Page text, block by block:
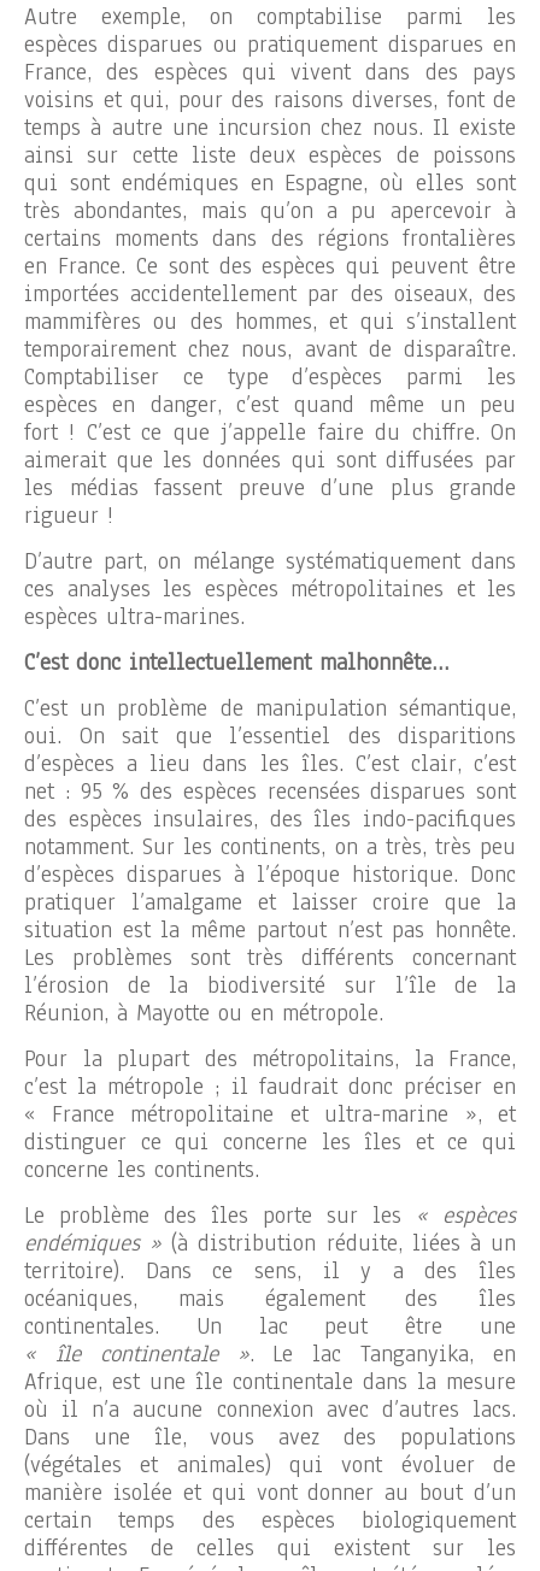
Autre exemple, on comptabilise parmi les
espèces disparues ou pratiquement disparues en
France, des espèces qui vivent dans des pays
voisins et qui, pour des raisons diverses, font de
temps à autre une incursion chez nous. Il existe
ainsi sur cette liste deux espèces de poissons
qui sont endémiques en Espagne, où elles sont
très abondantes, mais qu’on a pu apercevoir à
certains moments dans des régions frontalières
en France. Ce sont des espèces qui peuvent être
importées accidentellement par des oiseaux, des
mammifères ou des hommes, et qui s’installent
temporairement chez nous, avant de disparaître.
Comptabiliser ce type d’espèces parmi les
espèces en danger, c’est quand même un peu
fort ! C’est ce que j’appelle faire du chiffre. On
aimerait que les données qui sont diffusées par
les médias fassent preuve d’une plus grande
rigueur !
D’autre part, on mélange systématiquement dans
ces analyses les espèces métropolitaines et les
espèces ultra-marines.
C’est donc intellectuellement malhonnête…
C’est un problème de manipulation sémantique,
oui. On sait que l’essentiel des disparitions
d’espèces a lieu dans les îles. C’est clair, c’est
net : 95 % des espèces recensées disparues sont
des espèces insulaires, des îles indo-pacifiques
notamment. Sur les continents, on a très, très peu
d’espèces disparues à l’époque historique. Donc
pratiquer l’amalgame et laisser croire que la
situation est la même partout n’est pas honnête.
Les problèmes sont très différents concernant
l’érosion de la biodiversité sur l’île de la
Réunion, à Mayotte ou en métropole.
Pour la plupart des métropolitains, la France,
c’est la métropole ; il faudrait donc préciser en
« France métropolitaine et ultra-marine », et
distinguer ce qui concerne les îles et ce qui
concerne les continents.
Le problème des îles porte sur les « espèces
endémiques » (à distribution réduite, liées à un
territoire). Dans ce sens, il y a des îles
océaniques, mais également des îles
continentales. Un lac peut être une
« île continentale ». Le lac Tanganyika, en
Afrique, est une île continentale dans la mesure
où il n’a aucune connexion avec d’autres lacs.
Dans une île, vous avez des populations
(végétales et animales) qui vont évoluer de
manière isolée et qui vont donner au bout d’un
certain temps des espèces biologiquement
différentes de celles qui existent sur les